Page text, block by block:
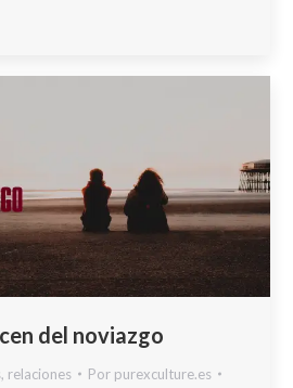
del noviazgo
, relaciones Por purexculture.es